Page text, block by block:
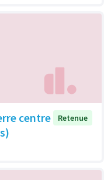
centre
Retenue